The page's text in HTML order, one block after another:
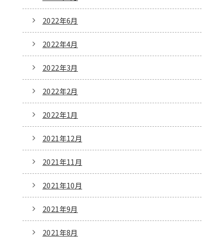
2022年6月
2022年4月
2022年3月
2022年2月
2022年1月
2021年12月
2021年11月
2021年10月
2021年9月
2021年8月